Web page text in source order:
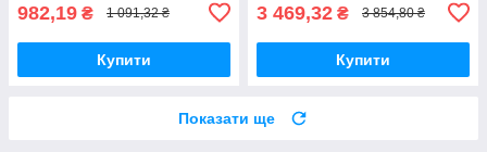
982,19 ₴ 1 091,32 ₴
Купити
3 469,32 ₴ 3 854,80 ₴
Купити
Показати ще